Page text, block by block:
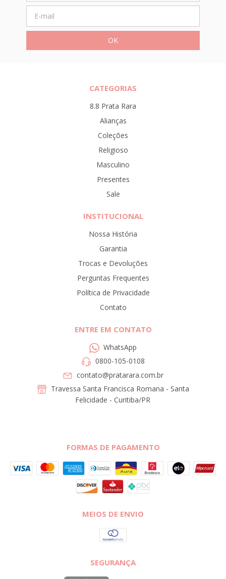
CATEGORIAS
8.8 Prata Rara
Alianças
Coleções
Religioso
Masculino
Presentes
Sale
INSTITUCIONAL
Nossa História
Garantia
Trocas e Devoluções
Perguntas Frequentes
Política de Privacidade
Contato
ENTRE EM CONTATO
WhatsApp
0800-105-0108
contato@pratarara.com.br
Travessa Santa Francisca Romana - Santa
Felicidade - Curitiba/PR
FORMAS DE PAGAMENTO
MEIOS DE ENVIO
SEGURANÇA